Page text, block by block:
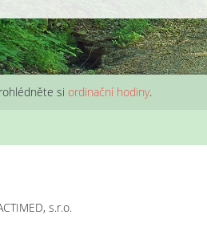
si ordinační hodiny.
s.r.o.